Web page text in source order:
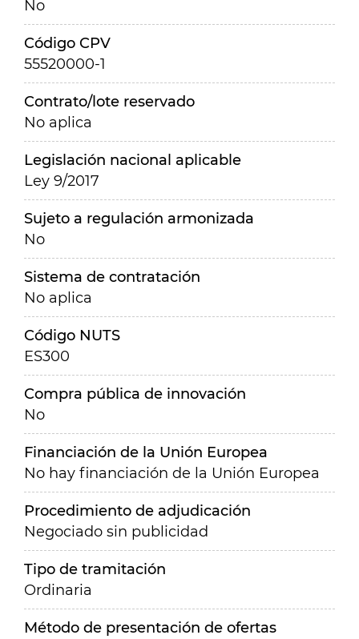
No
Código CPV
55520000-1
Contrato/lote reservado
No aplica
Legislación nacional aplicable
Ley 9/2017
Sujeto a regulación armonizada
No
Sistema de contratación
No aplica
Código NUTS
ES300
Compra pública de innovación
No
Financiación de la Unión Europea
No hay financiación de la Unión Europea
Procedimiento de adjudicación
Negociado sin publicidad
Tipo de tramitación
Ordinaria
Método de presentación de ofertas